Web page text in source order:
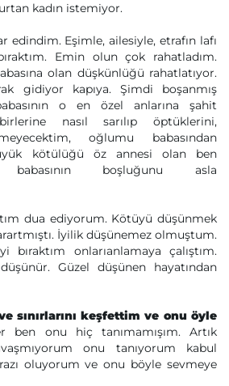
kadın istemiyor.
edindim. Eşimle, ailesiyle, etrafın lafı
Emin olun çok rahatladım.
olan düşkünlüğü rahatlatıyor.
gidiyor kapıya. Şimdi boşanmış
o en özel anlarına şahit
nasıl sarılıp öptüklerini,
oğlumu babasından
kötülüğü öz annesi olan ben
boşluğunu asla
dua ediyorum. Kötüyü düşünmek
İyilik düşünemez olmuştum.
onlarıanlamaya çalıştım.
Güzel düşünen hayatından
sınırlarını keşfettim ve onu öyle
ben onu hiç tanımamışım. Artık
onu tanıyorum kabul
oluyorum ve onu böyle sevmeye